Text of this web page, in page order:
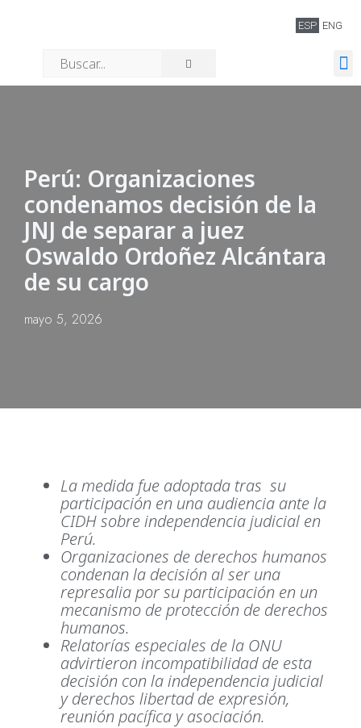
ESP ENG
Perú: Organizaciones
condenamos decisión de la
JNJ de separar a juez
Oswaldo Ordoñez Alcántara
de su cargo
mayo 5, 2026
La medida fue adoptada tras su
participación en una audiencia ante la
CIDH sobre independencia judicial en
Perú.
Organizaciones de derechos humanos
condenan la decisión al ser una
represalia por su participación en un
mecanismo de protección de derechos
humanos.
Relatorías especiales de la ONU
advirtieron incompatibilidad de esta
decisión con la independencia judicial
y derechos libertad de expresión,
reunión pacífica y asociación.